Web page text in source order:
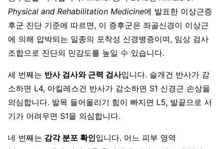
Physical and Rehabilitation Medicine에 발표한 이상근증
후군 진단 기준에 따르면, 이 증후군은 좌골신경이 이상근
에 의해 압박되는 일종의 포착성 신경병증이며, 임상 검사
조합으로 진단의 민감도를 높일 수 있습니다.
세 번째는 반사 검사와 근력 검사입니다. 슬개건 반사가 감
소하면 L4, 아킬레스건 반사가 감소하면 S1 신경근 손상을
의심합니다. 발목 들어올리기 힘이 빠지면 L5, 발끝으로 서
기가 어려우면 S1을 의심합니다.
네 번째는 감각 분포 확인입니다. 어느 피부 영역